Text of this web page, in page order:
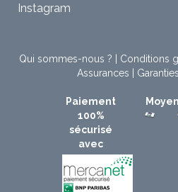
Instagram
Qui sommes-nous ? Conditions
Assurances
Garanties
Paiement
100%
sécurisé
avec